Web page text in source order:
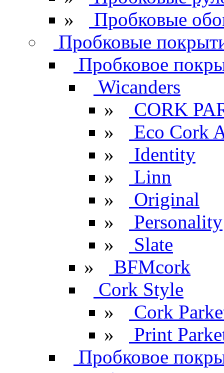
»
Пробковые
Пробковые
Пробковое
Wicanders
»
CORK
»
Eco Cork
»
Identity
»
Linn
»
Original
»
Personality
»
Slate
»
BFMcork
Cork Style
»
Cork
»
Print
Пробковое